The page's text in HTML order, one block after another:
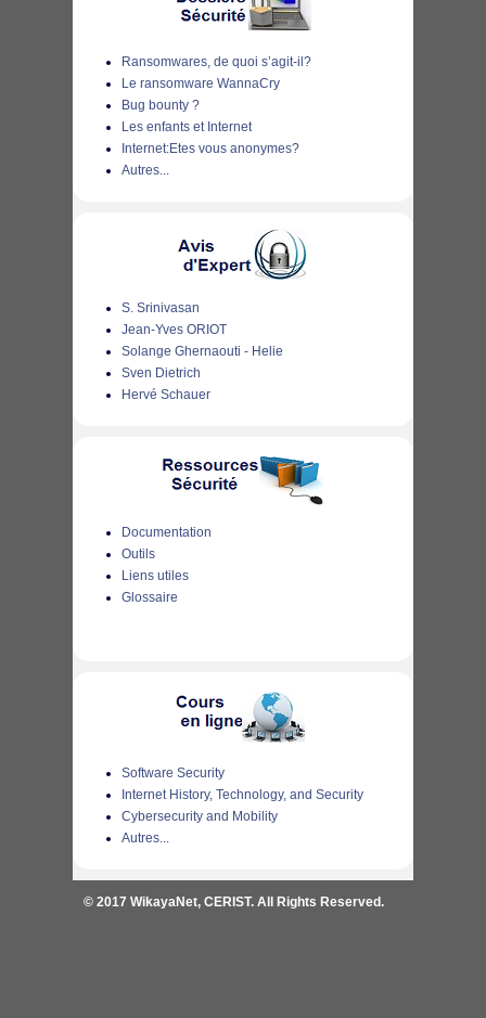
Ransomwares, de quoi s’agit-il?
Le ransomware WannaCry
Bug bounty ?
Les enfants et Internet
Internet:Etes vous anonymes?
Autres...
S. Srinivasan
Jean-Yves ORIOT
Solange Ghernaouti - Helie
Sven Dietrich
Hervé Schauer
Documentation
Outils
Liens utiles
Glossaire
Software Security
Internet History, Technology, and Security
Cybersecurity and Mobility
Autres...
© 2017 WikayaNet, CERIST. All Rights Reserved.